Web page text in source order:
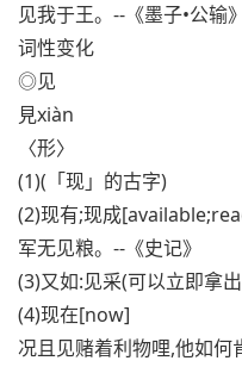
见我于王。--《墨子•公输》
词性变化
◎见
見xiàn
〈形〉
(1)(「现」的古字)
(2)现有;现成
军无见粮。--《史记》
(3)又如:见采(可以立即拿
(4)现在[now]
况且见赌着利物哩,他如何